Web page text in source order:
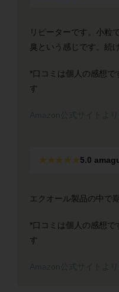
リピーターです。小粒
臭という感じです。続
*口コミは個人の感想で
す
Amazon公式サイトより
★★★★★5.0
エクオール製品の中で
*口コミは個人の感想で
す
Amazon公式サイトより